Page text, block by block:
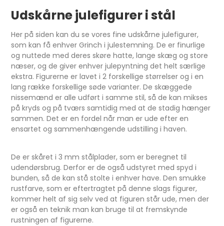
Udskårne julefigurer i stål
Her på siden kan du se vores fine udskårne julefigurer,
som kan få enhver Grinch i julestemning. De er finurlige
og nuttede med deres skøre hatte, lange skæg og store
næser, og de giver enhver julepyntning det helt særlige
ekstra. Figurerne er lavet i 2 forskellige størrelser og i en
lang række forskellige søde varianter. De skæggede
nissemænd er alle udført i samme stil, så de kan mikses
på kryds og på tværs samtidig med at de stadig hænger
sammen. Det er en fordel når man er ude efter en
ensartet og sammenhængende udstilling i haven.
De er skåret i 3 mm stålplader, som er beregnet til
udendørsbrug. Derfor er de også udstyret med spyd i
bunden, så de kan stå stolte i enhver have. Den smukke
rustfarve, som er eftertragtet på denne slags figurer,
kommer helt af sig selv ved at figuren står ude, men der
er også en teknik man kan bruge til at fremskynde
rustningen af figurerne.